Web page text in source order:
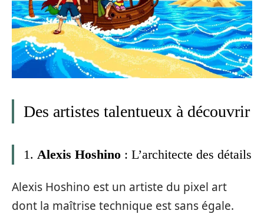
Des artistes talentueux à découvrir
1. Alexis Hoshino : L’architecte des détails
Alexis Hoshino est un artiste du pixel art
dont la maîtrise technique est sans égale.